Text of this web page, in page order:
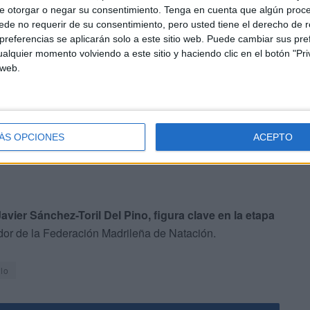
otorgar o negar su consentimiento. Tenga en cuenta que algún
no requerir de su consentimiento, pero usted tiene el derecho de
se aplicarán solo a este sitio web. Puede cambiar sus
momento volviendo a este sitio y haciendo clic en el botón
OPCIONES ACEPTO
CAR de Sant Cugat. Fue llamado para una
juvenilen el recinto donde suelen tener cita este
hasta el 5 de mayo.
Suñén
de Waterpolo.
Sánchez-Toril Del Pino, figura clave en la etapa
de la Federación Madrileña de Natación.